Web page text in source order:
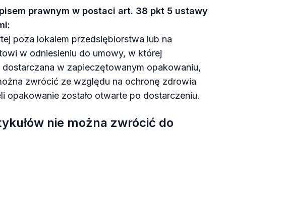
prawnym w postaci art. 38 pkt 5 ustawy
poza lokalem przedsiębiorstwa lub na
w odniesieniu do umowy, w której
w zapieczętowanym opakowaniu,
zwrócić ze względu na ochronę zdrowia
opakowanie zostało otwarte po dostarczeniu.
nie można zwrócić do